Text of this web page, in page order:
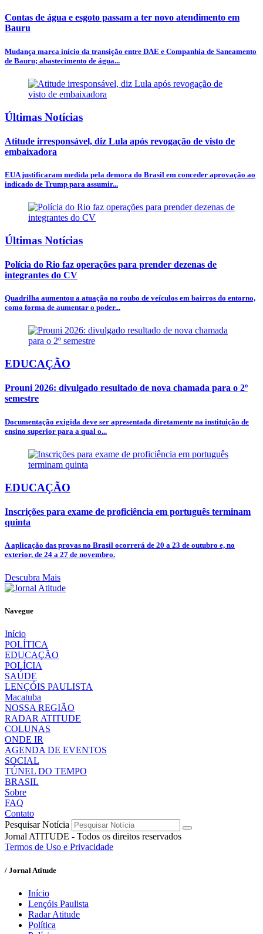
Contas de água e esgoto passam a ter novo atendimento em
Bauru
Mudança marca início da transição entre DAE e Companhia de Saneamento
de Bauru; abastecimento de água...
Últimas Notícias
Atitude irresponsável, diz Lula após revogação de visto de
embaixadora
EUA justificaram medida pela demora do Brasil em conceder aprovação ao
indicado de Trump para assumir...
Últimas Notícias
Polícia do Rio faz operações para prender dezenas de
integrantes do CV
Quadrilha aumentou a atuação no roubo de veículos em bairros do entorno,
como forma de aumentar o poder...
EDUCAÇÃO
Prouni 2026: divulgado resultado de nova chamada para o 2º
semestre
Documentação exigida deve ser apresentada diretamente na instituição de
ensino superior para a qual o...
EDUCAÇÃO
Inscrições para exame de proficiência em português terminam
quinta
A aplicação das provas no Brasil ocorrerá de 20 a 23 de outubro e, no
exterior, de 24 a 27 de novembro.
Descubra Mais
Navegue
Início
POLÍTICA
EDUCAÇÃO
POLÍCIA
SAÚDE
LENÇÓIS PAULISTA
Macatuba
NOSSA REGIÃO
RADAR ATITUDE
COLUNAS
ONDE IR
AGENDA DE EVENTOS
SOCIAL
TÚNEL DO TEMPO
BRASIL
Sobre
FAQ
Contato
Pesquisar Notícia
Jornal ATITUDE - Todos os direitos reservados
Termos de Uso e Privacidade
/ Jornal Atitude
Início
Lençóis Paulista
Radar Atitude
Política